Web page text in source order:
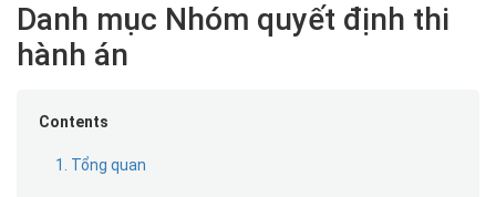
Danh mục Nhóm quyết định thi
hành án
Contents
1. Tổng quan